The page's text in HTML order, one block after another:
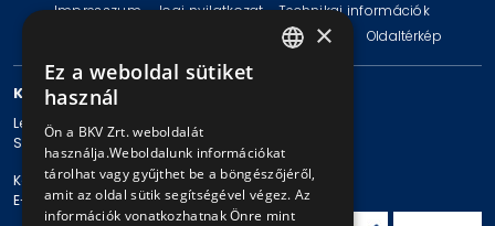
Impresszum Jogi nyilatkozat Technikai információk
Adatvédelmi politika és tájékoztatások
ÁSZF Oldaltérkép
KAPCSOLAT
Levelezési cím: 1980 Budapest, Pf. 11.
Székhely: 1980 Budapest, Akácfa u. 15.
Központi telefonszám: + 36 1 461-65-00
E-mail cím: bkv@bkv.hu
×
Ez a weboldal sütiket
használ
Ön a BKV Zrt. weboldalát
használja.Weboldalunk információkat
tárolhat vagy gyűjthet be a böngészőjéről,
amit az oldal sütik segítségével végez. Az
információk vonatkozhatnak Önre mint